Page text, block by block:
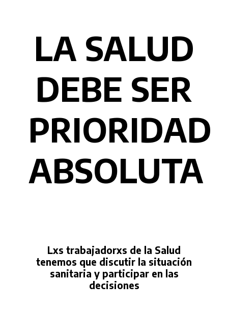
LA SALUD
DEBE SER
PRIORIDAD
ABSOLUTA
Lxs trabajadorxs de la Salud
tenemos que discutir la situación
sanitaria y participar en las
decisiones